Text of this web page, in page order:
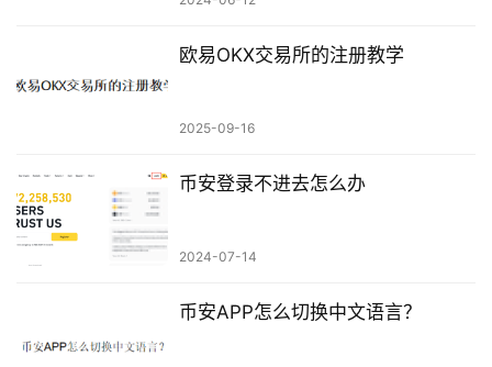
欧易OKX交易所的注册教学
2025-09-16
币安登录不进去怎么办
2024-07-14
币安APP怎么切换中文语言？